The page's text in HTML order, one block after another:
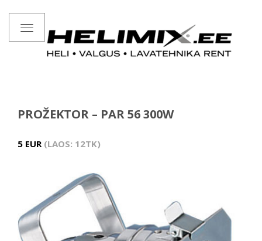
Toggle
navigation
PROŽEKTOR – PAR 56 300W
5 EUR LAOS: 12TK